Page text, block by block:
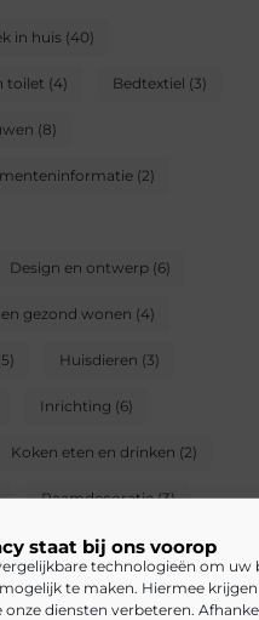
staat bij ons voorop
technologieën om uw
te maken. Hiermee
diensten verbeteren.
in huis (40)
toilet (4) Bedtextiel (3)
(8)
(2)
Design en ontwerp (6)
gezond wonen (4)
Huisdieren (3)
Inrichting (6)
Koken eten en drinken (2)
Raamdecoratie(3)
(6) Slapen(3)